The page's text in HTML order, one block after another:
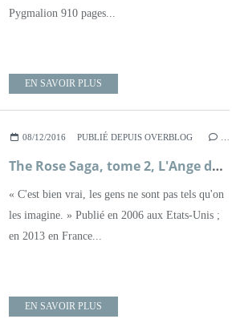
Pygmalion 910 pages...
EN SAVOIR PLUS
,ROMAN XXÈME SIÈCLE
08/12/2016 PUBLIÉ DEPUIS OVERBLOG
The Rose Saga, tome 2, L'Ange de Whitechapel ; Jennifer Donnelly
« C'est bien vrai, les gens ne sont pas tels qu'on
les imagine. » Publié en 2006 aux Etats-Unis ;
en 2013 en France...
EN SAVOIR PLUS